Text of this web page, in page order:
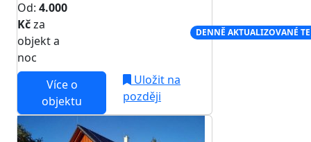
Od: 4.000
Kčza
objekt a
noc
DENNĚ AKTUALIZOVANÉ
Více o
objektu
Uložit na
později